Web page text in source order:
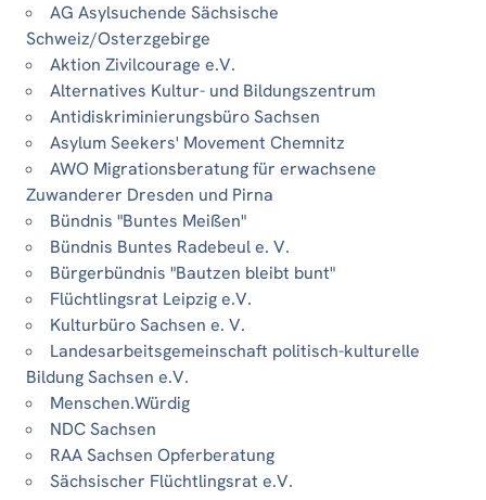
AG Asylsuchende Sächsische
Schweiz/Osterzgebirge
Aktion Zivilcourage e.V.
Alternatives Kultur- und Bildungszentrum
Antidiskriminierungsbüro Sachsen
Asylum Seekers' Movement Chemnitz
AWO Migrationsberatung für erwachsene
Zuwanderer Dresden und Pirna
Bündnis "Buntes Meißen"
Bündnis Buntes Radebeul e. V.
Bürgerbündnis "Bautzen bleibt bunt"
Flüchtlingsrat Leipzig e.V.
Kulturbüro Sachsen e. V.
Landesarbeitsgemeinschaft politisch-kulturelle
Bildung Sachsen e.V.
Menschen.Würdig
NDC Sachsen
RAA Sachsen Opferberatung
Sächsischer Flüchtlingsrat e.V.